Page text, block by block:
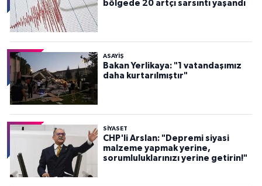
bölgede 20 artçı sarsıntı yaşandı
ASAYİŞ
Bakan Yerlikaya: "1 vatandaşımız
daha kurtarılmıştır"
SİYASET
CHP'li Arslan: "Depremi siyasi
malzeme yapmak yerine,
sorumluluklarınızı yerine getirin!"